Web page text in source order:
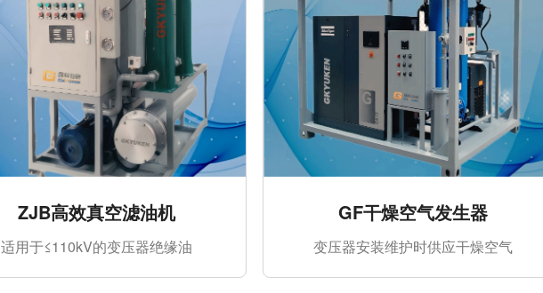
ZJB高效真空滤油机
适用于≤110kV的变压器绝缘油
GF干燥空气发生器
变压器安装维护时供应干燥空气